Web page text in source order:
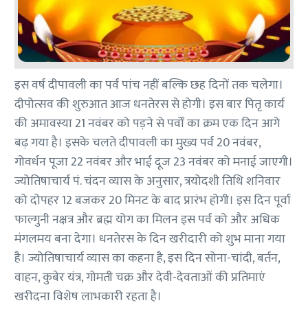
इस वर्ष दीपावली का पर्व पांच नहीं बल्कि छह दिनों तक चलेगा।
दीपोत्सव की शुरुआत आज धनतेरस से होगी। इस बार पितृ कार्य
की अमावस्या 21 नवंबर को पड़ने से पर्वों का क्रम एक दिन आगे
बढ़ गया है। इसके चलते दीपावली का मुख्य पर्व 20 नवंबर,
गोवर्धन पूजा 22 नवंबर और भाई दूज 23 नवंबर को मनाई जाएगी।
ज्योतिषाचार्य पं. चंदन व्यास के अनुसार, त्रयोदशी तिथि शनिवार
को दोपहर 12 बजकर 20 मिनट के बाद प्रारंभ होगी। इस दिन पूर्वा
फाल्गुनी नक्षत्र और ब्रह्म योग का मिलन इस पर्व को और अधिक
मंगलमय बना देगा। धनतेरस के दिन खरीदारी को शुभ माना गया
है। ज्योतिषाचार्य व्यास का कहना है, इस दिन सोना-चांदी, बर्तन,
वाहन, कुबेर यंत्र, गोमती चक्र और देवी-देवताओं की प्रतिमाएं
खरीदना विशेष लाभकारी रहता है।